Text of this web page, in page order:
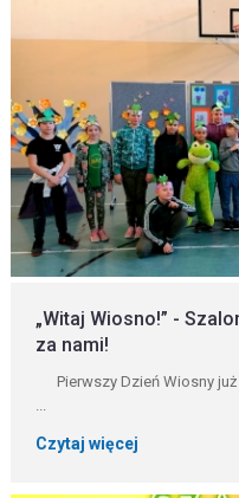
„Witaj Wiosno!” -
za nami!
Pierwszy Dzień Wiosny już
...
Czytaj więcej